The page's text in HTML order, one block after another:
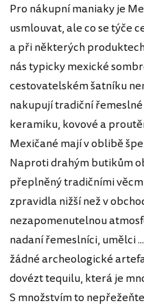
Pro nákupní maniaky je
usmlouvat, ale co se týče
a při některých
nás typicky mexické
cestovatelském šatníku
nakupují tradiční
keramiku, kovové a
Mexičané mají v oblibě
Naproti drahým butikům
přeplněný tradičními
zpravidla nižší než v
nezapomenutelnou
nadaní řemeslníci, umělci
žádné archeologické
dovézt tequilu, která je
S množstvím to